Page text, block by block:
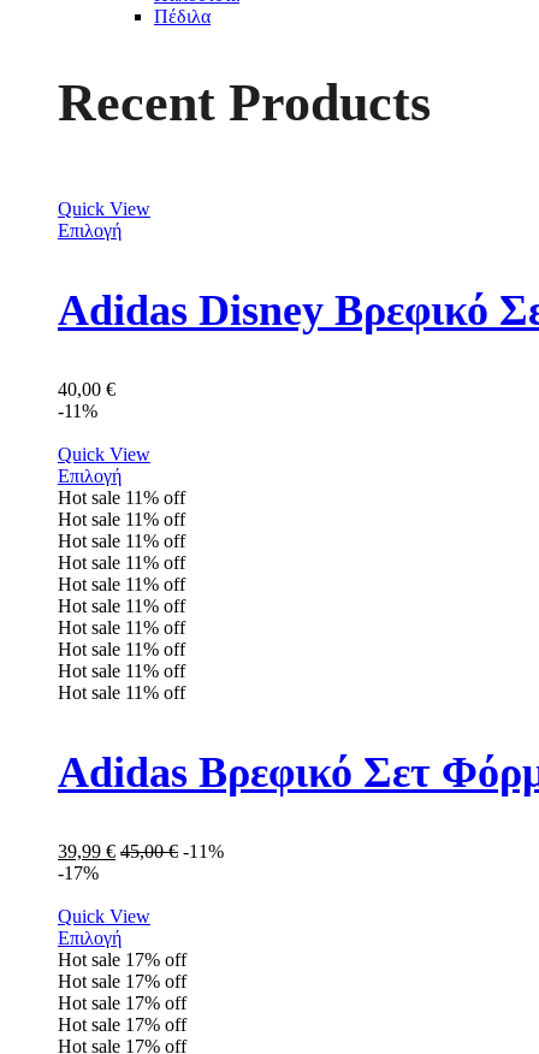
Πέδιλα
Recent Products
Quick View
Επιλογή
Adidas Disney Βρεφικό
40,00 €
-11%
Quick View
Επιλογή
Hot sale 11% off
Hot sale 11% off
Hot sale 11% off
Hot sale 11% off
Hot sale 11% off
Hot sale 11% off
Hot sale 11% off
Hot sale 11% off
Hot sale 11% off
Hot sale 11% off
Adidas Βρεφικό Σετ
39,99 € 45,00€ -11%
-17%
Quick View
Επιλογή
Hot sale 17% off
Hot sale 17% off
Hot sale 17% off
Hot sale 17% off
Hot sale 17% off